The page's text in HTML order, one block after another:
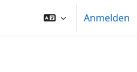
Anmelden